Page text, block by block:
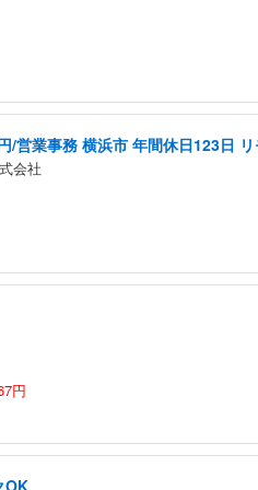
/営業事務 横浜市 年間休日123日
会社
円
OK